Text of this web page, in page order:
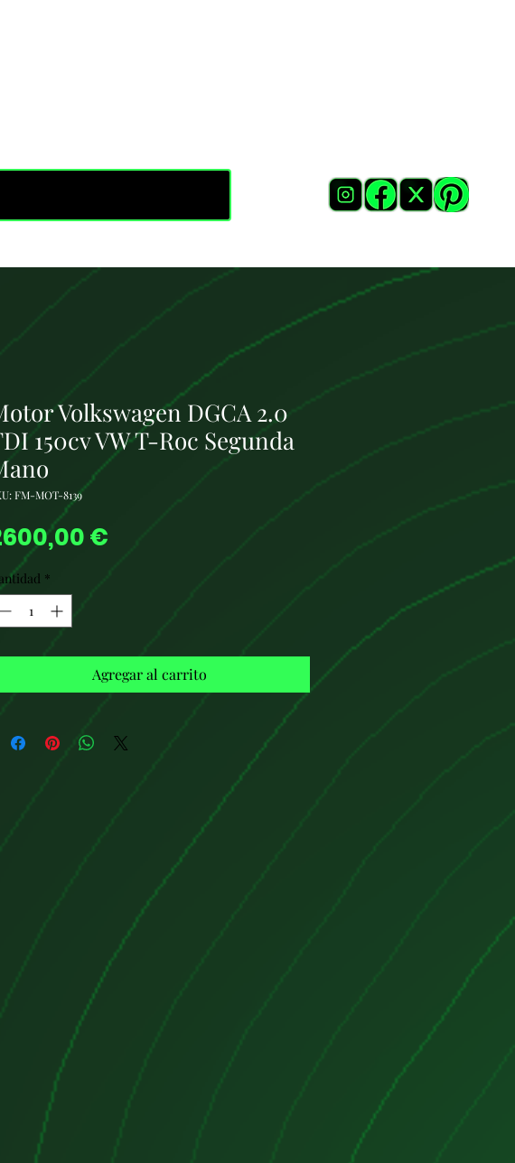
Volkswagen DGCA 2.0
150cv VW T-Roc Segunda
FM-MOT-8139
€
*
Agregar al carrito